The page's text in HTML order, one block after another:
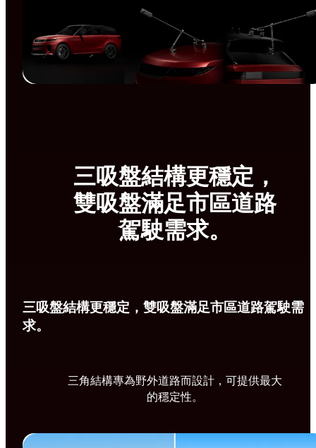
三吸盤結構更穩定，
雙吸盤滿足市區道路
駕駛需求。
三吸盤結構更穩定，雙吸盤滿足市區道路駕駛需
求。
三角結構專為野外道路而設計，可提供最大
的穩定性。